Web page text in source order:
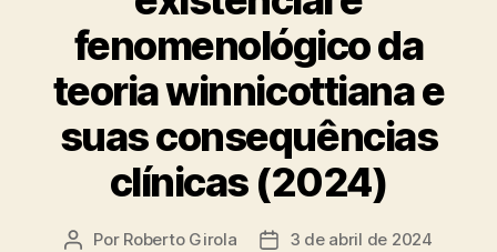
e
Terapeuta
Familiar
fenomenológico da
teoria winnicottiana e
suas consequências
clínicas (2024)
Autor
Por Roberto Girola
Data3 de abril de 2024